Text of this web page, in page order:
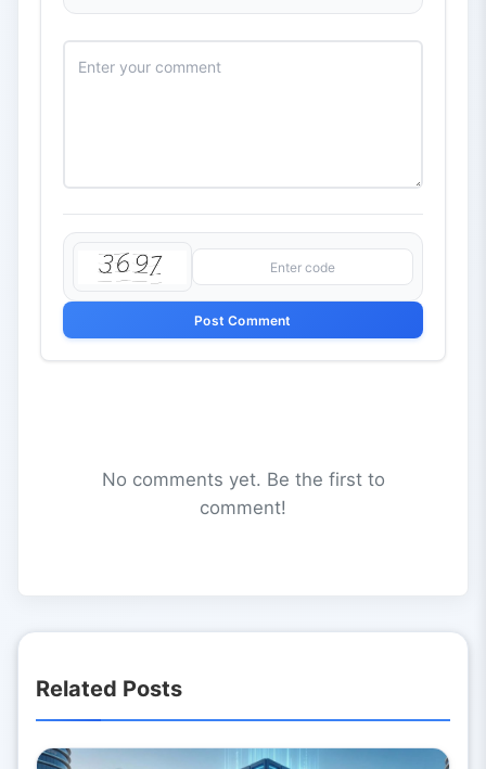
Post Comment
No comments yet. Be the first to
comment!
Related Posts